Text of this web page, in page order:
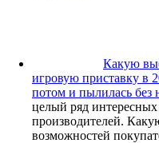
Какую
игровую приставку в
потом и пылилась без
целый ряд
производителей.
возможностей